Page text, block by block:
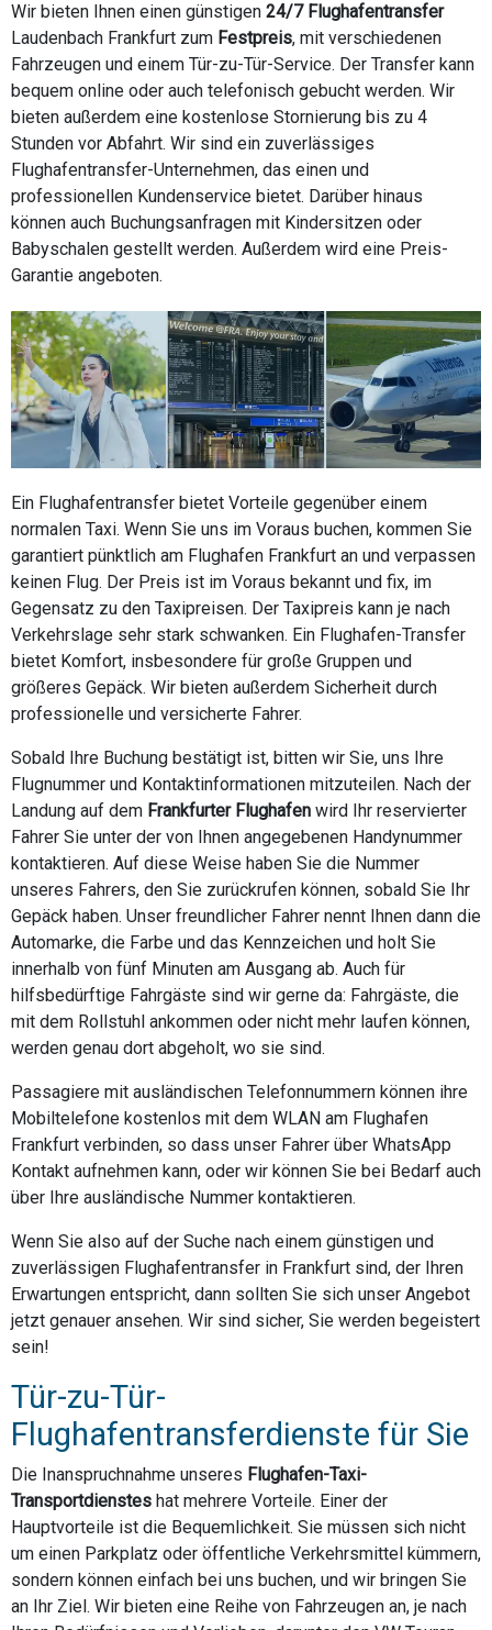
Wir bieten Ihnen einen günstigen 24/7 Flughafentransfer
Laudenbach Frankfurt zum Festpreis, mit verschiedenen
Fahrzeugen und einem Tür-zu-Tür-Service. Der Transfer kann
bequem online oder auch telefonisch gebucht werden. Wir
bieten außerdem eine kostenlose Stornierung bis zu 4
Stunden vor Abfahrt. Wir sind ein zuverlässiges
Flughafentransfer-Unternehmen, das einen und
professionellen Kundenservice bietet. Darüber hinaus
können auch Buchungsanfragen mit Kindersitzen oder
Babyschalen gestellt werden. Außerdem wird eine Preis-
Garantie angeboten.
Ein Flughafentransfer bietet Vorteile gegenüber einem
normalen Taxi. Wenn Sie uns im Voraus buchen, kommen Sie
garantiert pünktlich am Flughafen Frankfurt an und verpassen
keinen Flug. Der Preis ist im Voraus bekannt und fix, im
Gegensatz zu den Taxipreisen. Der Taxipreis kann je nach
Verkehrslage sehr stark schwanken. Ein Flughafen-Transfer
bietet Komfort, insbesondere für große Gruppen und
größeres Gepäck. Wir bieten außerdem Sicherheit durch
professionelle und versicherte Fahrer.
Sobald Ihre Buchung bestätigt ist, bitten wir Sie, uns Ihre
Flugnummer und Kontaktinformationen mitzuteilen. Nach der
Landung auf dem Frankfurter Flughafen wird Ihr reservierter
Fahrer Sie unter der von Ihnen angegebenen Handynummer
kontaktieren. Auf diese Weise haben Sie die Nummer
unseres Fahrers, den Sie zurückrufen können, sobald Sie Ihr
Gepäck haben. Unser freundlicher Fahrer nennt Ihnen dann die
Automarke, die Farbe und das Kennzeichen und holt Sie
innerhalb von fünf Minuten am Ausgang ab. Auch für
hilfsbedürftige Fahrgäste sind wir gerne da: Fahrgäste, die
mit dem Rollstuhl ankommen oder nicht mehr laufen können,
werden genau dort abgeholt, wo sie sind.
Passagiere mit ausländischen Telefonnummern können ihre
Mobiltelefone kostenlos mit dem WLAN am Flughafen
Frankfurt verbinden, so dass unser Fahrer über WhatsApp
Kontakt aufnehmen kann, oder wir können Sie bei Bedarf auch
über Ihre ausländische Nummer kontaktieren.
Wenn Sie also auf der Suche nach einem günstigen und
zuverlässigen Flughafentransfer in Frankfurt sind, der Ihren
Erwartungen entspricht, dann sollten Sie sich unser Angebot
jetzt genauer ansehen. Wir sind sicher, Sie werden begeistert
sein!
Tür-zu-Tür-
Flughafentransferdienste für Sie
Die Inanspruchnahme unseres Flughafen-Taxi-
Transportdienstes hat mehrere Vorteile. Einer der
Hauptvorteile ist die Bequemlichkeit. Sie müssen sich nicht
um einen Parkplatz oder öffentliche Verkehrsmittel kümmern,
sondern können einfach bei uns buchen, und wir bringen Sie
an Ihr Ziel. Wir bieten eine Reihe von Fahrzeugen an, je nach